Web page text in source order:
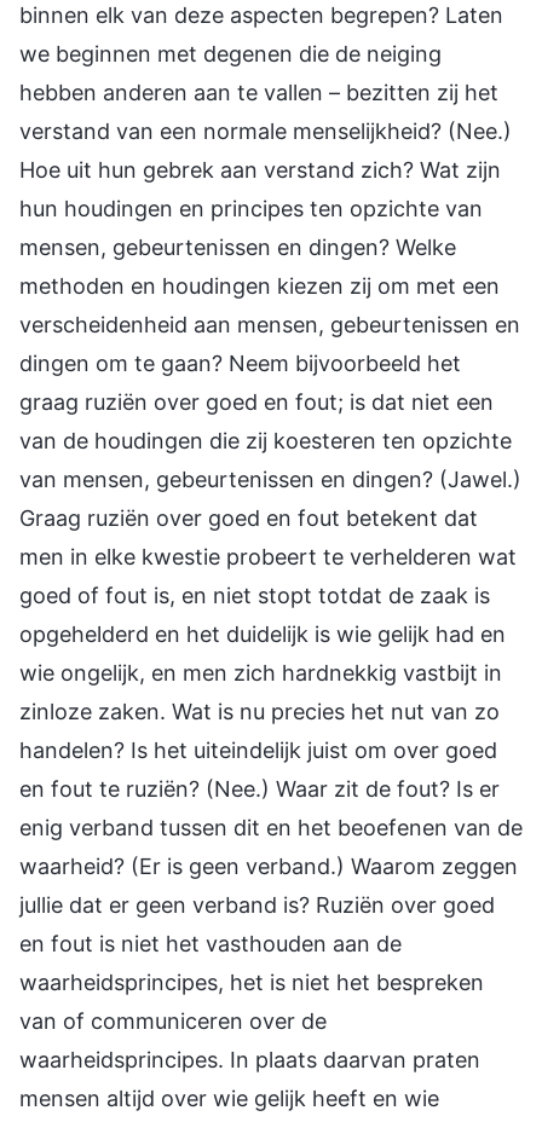
binnen elk van deze aspecten begrepen? Laten
we beginnen met degenen die de neiging
hebben anderen aan te vallen – bezitten zij het
verstand van een normale menselijkheid? (Nee.)
Hoe uit hun gebrek aan verstand zich? Wat zijn
hun houdingen en principes ten opzichte van
mensen, gebeurtenissen en dingen? Welke
methoden en houdingen kiezen zij om met een
verscheidenheid aan mensen, gebeurtenissen en
dingen om te gaan? Neem bijvoorbeeld het
graag ruziën over goed en fout; is dat niet een
van de houdingen die zij koesteren ten opzichte
van mensen, gebeurtenissen en dingen? (Jawel.)
Graag ruziën over goed en fout betekent dat
men in elke kwestie probeert te verhelderen wat
goed of fout is, en niet stopt totdat de zaak is
opgehelderd en het duidelijk is wie gelijk had en
wie ongelijk, en men zich hardnekkig vastbijt in
zinloze zaken. Wat is nu precies het nut van zo
handelen? Is het uiteindelijk juist om over goed
en fout te ruziën? (Nee.) Waar zit de fout? Is er
enig verband tussen dit en het beoefenen van de
waarheid? (Er is geen verband.) Waarom zeggen
jullie dat er geen verband is? Ruziën over goed
en fout is niet het vasthouden aan de
waarheidsprincipes, het is niet het bespreken
van of communiceren over de
waarheidsprincipes. In plaats daarvan praten
mensen altijd over wie gelijk heeft en wie